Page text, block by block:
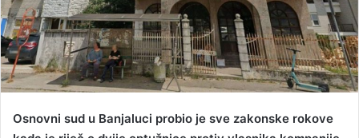
l
Osnovni sud u Banjaluci probio je sve zakonske rokove